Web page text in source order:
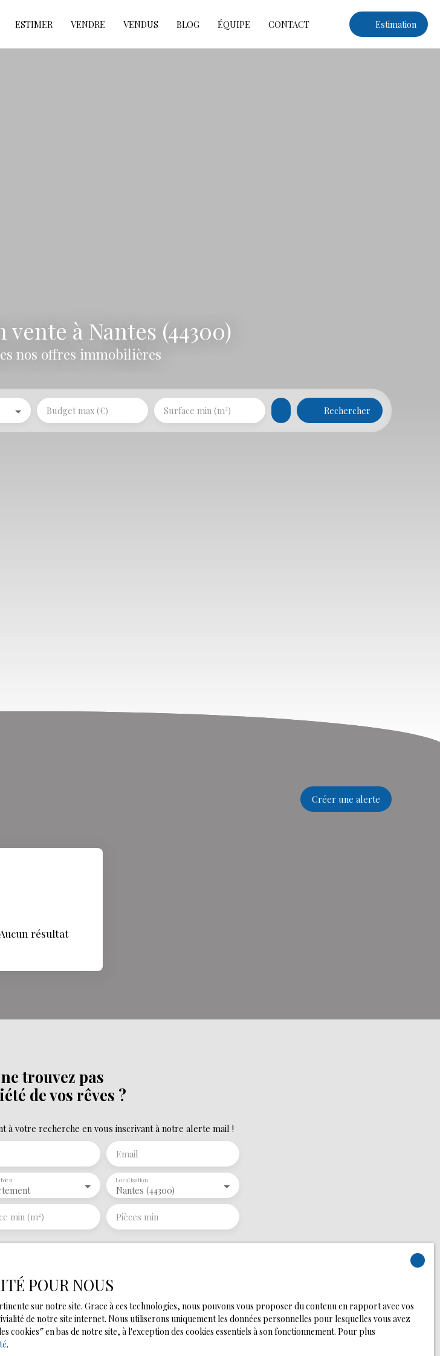
ESTIMER VENDRE VENDUS BLOG ÉQUIPE CONTACT Estimation
à Nantes (44300)
nos offres immobilières
Budget max (€) Surface min (m²) Rechercher
Créer une alerte
Aucun résultat
trouvez pas
de vos rêves ?
à votre recherche en vous inscrivant à notre alerte mail !
Email
Nantes (44300)
Localisation
min (m²) Pièces min
au démarchage téléphonique, prévu par l'article
le site Internet www.bloctel.gouv.fr ou par courrier
41013 BLOIS CEDEX.
vos données personnelles, veuillez consulter notre
POUR NOUS
sur notre site. Grace à ces technologies, nous pouvons vous proposer du contenu en rapport avec vos
de notre site internet. Nous utiliserons uniquement les données personnelles pour lesquelles vous avez
en bas de notre site, à l'exception des cookies essentiels à son fonctionnement. Pour plus
.